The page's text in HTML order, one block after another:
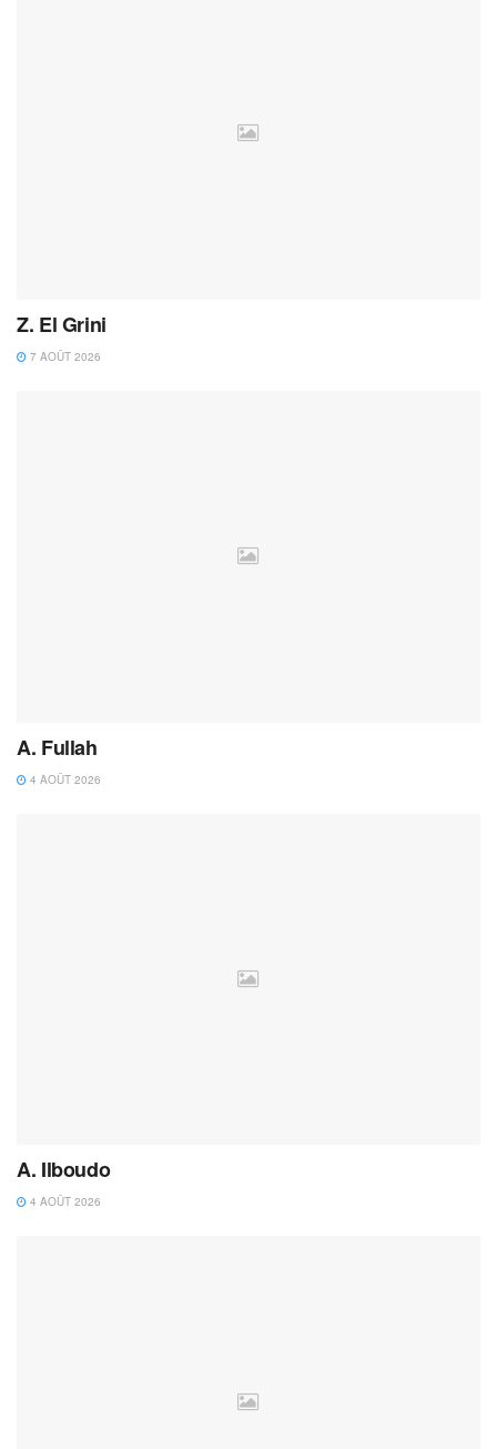
Z. El Grini
7 AOÛT 2026
A. Fullah
4 AOÛT 2026
A. Ilboudo
4 AOÛT 2026